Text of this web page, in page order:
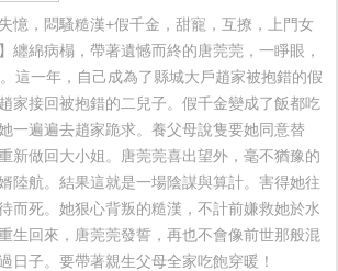
憶，悶騷糙漢+假千金，甜寵，互撩，上門女
纏綿病榻，帶著遺憾而終的唐莞莞，一睜眼，
這一年，自己成為了縣城大戶趙家被抱錯的假
家接回被抱錯的二兒子。假千金變成了飯都吃
一遍遍去趙家跪求。養父母說隻要她同意替
新做回大小姐。唐莞莞喜出望外，毫不猶豫的
陸航。結果這就是一場陰謀與算計。害得她往
而死。她狠心背叛的糙漢，不計前嫌救她於水
生回來，唐莞莞發誓，再也不會像前世那般混
日子。要帶著親生父母全家吃飽穿暖！